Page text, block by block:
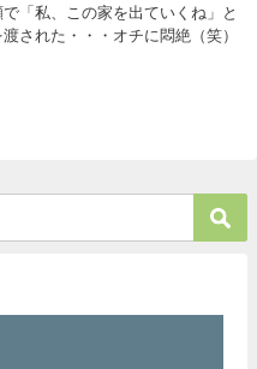
「私、この家を出ていくね」と
された・・・オチに悶絶（笑）